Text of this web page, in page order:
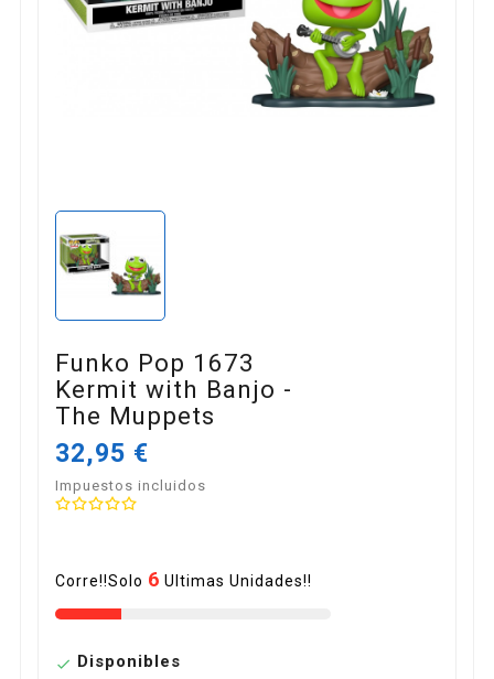
Funko Pop 1673
Kermit with Banjo -
The Muppets
32,95 €
Impuestos incluidos
Corre!!Solo 6 Ultimas Unidades!!
 Disponibles